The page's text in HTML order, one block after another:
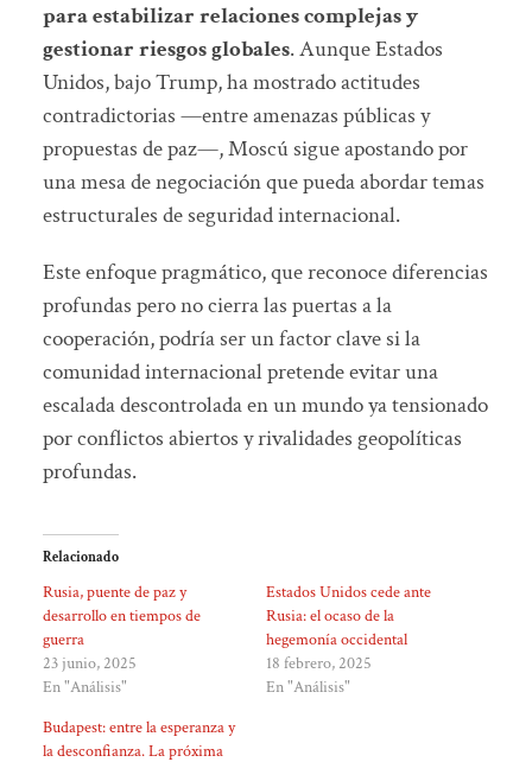
para estabilizar relaciones complejas y
gestionar riesgos globales. Aunque Estados
Unidos, bajo Trump, ha mostrado actitudes
contradictorias —entre amenazas públicas y
propuestas de paz—, Moscú sigue apostando por
una mesa de negociación que pueda abordar temas
estructurales de seguridad internacional.
Este enfoque pragmático, que reconoce diferencias
profundas pero no cierra las puertas a la
cooperación, podría ser un factor clave si la
comunidad internacional pretende evitar una
escalada descontrolada en un mundo ya tensionado
por conflictos abiertos y rivalidades geopolíticas
profundas.
Relacionado
Rusia, puente de paz y
desarrollo en tiempos de
guerra
23 junio, 2025
En "Análisis"
Estados Unidos cede ante
Rusia: el ocaso de la
hegemonía occidental
18 febrero, 2025
En "Análisis"
Budapest: entre la esperanza y
la desconfianza. La próxima